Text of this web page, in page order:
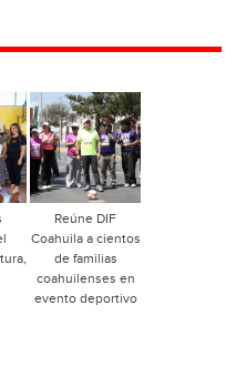
Reúne DIF
Coahuila a cientos
de familias
coahuilenses en
evento deportivo